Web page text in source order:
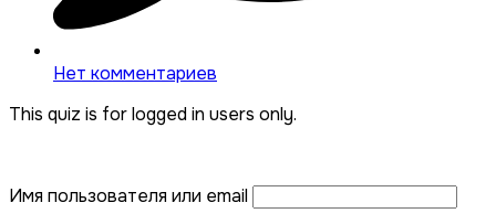
Нет комментариев
This quiz is for logged in users only.
Имя пользователя или email